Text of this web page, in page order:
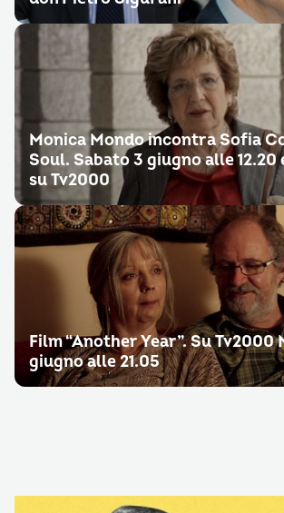
Monica Mondo incontra Sofia
Soul. Sabato 3 giugno alle 12.20
su Tv2000
Film “Another Year”. Su Tv2000
giugno alle 21.05